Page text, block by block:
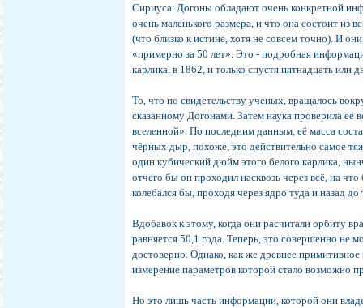
Сириуса. Догоны обладают очень конкретной
очень маленького размера, и что она состоит из
(что близко к истине, хотя не совсем точно). И
«примерно за 50 лет». Это - подробная
карлика, в 1862, и только спустя пятнадцать или
То, что по свидетельству ученых, вращалось
сказанному Догонами. Затем наука проверила её
вселенной». По последним данным, её масса
чёрных дыр, похоже, это действительно самое
один кубический дюйм этого белого карлика,
отчего бы он проходил насквозь через всё, на
колебался бы, проходя через ядро туда и назад
Вдобавок к этому, когда они расчитали орбиту
равняется 50,1 года. Теперь, это совершенно не
достоверно. Однако, как же древнее
измерение параметров которой стало возможно
Но это лишь часть информации, которой они